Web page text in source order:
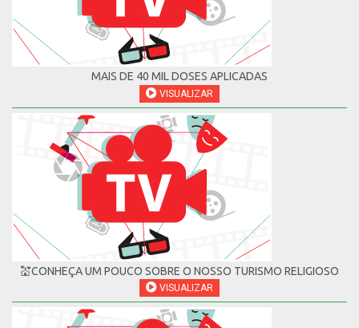
MAIS DE 40 MIL DOSES APLICADAS
VISUALIZAR
💒CONHEÇA UM POUCO SOBRE O NOSSO TURISMO RELIGIOSO
VISUALIZAR